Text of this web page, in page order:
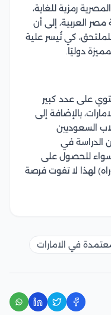
رمزية للغاية،
العربية، إلى أن
كي تُيسر علية
دوليًا.
على عدد كبير
بالإضافة إلى
السعوديين
الدراسة في
للحصول على
لهذا لا تفوت فرصة
في الامارات